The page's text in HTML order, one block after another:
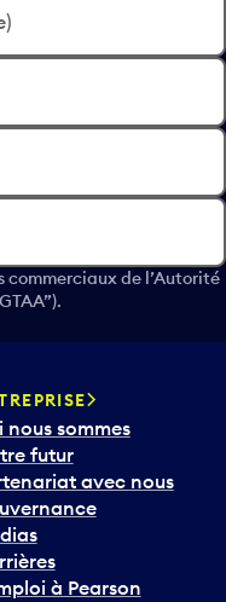
commerciaux de l’Autorité
nous sommes
futur
avec nous
à Pearson